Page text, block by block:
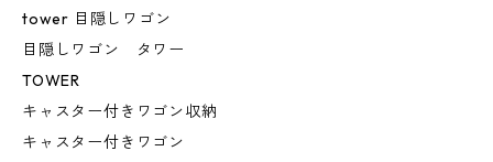
tower 目隠しワゴン
目隠しワゴン タワー
TOWER
キャスター付きワゴン収納
キャスター付きワゴン